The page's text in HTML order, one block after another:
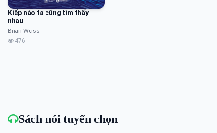
Kiếp nào ta cũng tìm thấy
nhau
Brian Weiss
476
Sách nói tuyển chọn